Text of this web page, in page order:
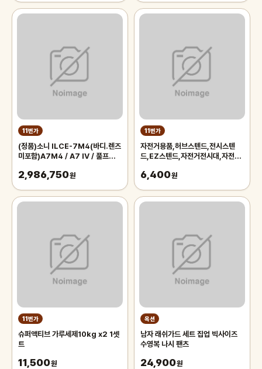
11번가
(정품)소니 ILCE-7M4(바디.렌즈
미포함)A7M4 / A7 IV / 풀프레임
2,986,750원
11번가
자전거용품,허브스텐드,전시스텐
드,EZ스텐드,자전거전시대,자전거
6,400원
11번가
슈퍼액티브 가루세제10kg x2 1셋
트
11,500원
옥션
남자 래쉬가드 세트 집업 빅사이즈
수영복 나시 팬츠
24,900원